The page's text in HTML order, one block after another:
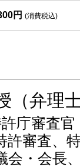
円 (消費税込)
（弁理
庁審査
許審査、
会・会長